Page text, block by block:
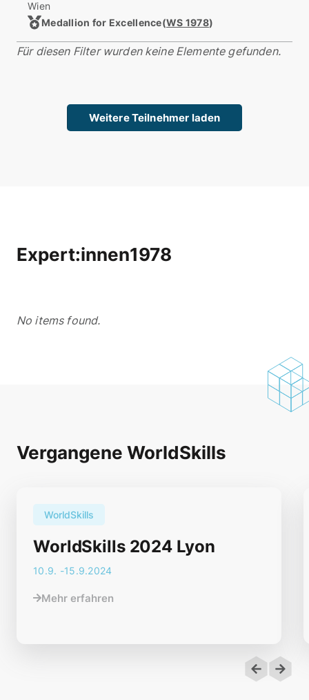
Wien
Medallion for Excellence(WS 1978)
Für diesen Filter wurden keine Elemente gefunden.
Weitere Teilnehmer laden
Expert:innen1978
No items found.
Vergangene WorldSkills
WorldSkills 2024 Lyon
WorldSkills
10.9. -15.9.2024
Mehr erfahren